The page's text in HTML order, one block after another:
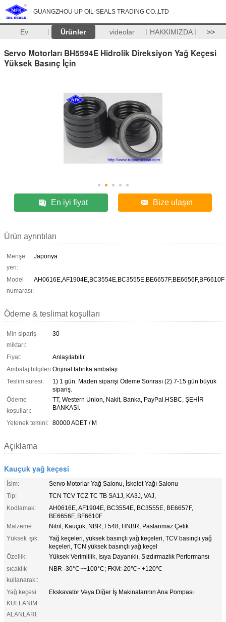
GUANGZHOU UP OIL-SEALS TRADING CO.,LTD
Ev Ürünler videolar HAKKIMIZDA >>
Servo Motorları BH5594E Hidrolik Direksiyon Yağ Keçesi
Yüksek Basınç İçin
En iyi fiyat Bize ulaşın
Ürün ayrıntıları
Menşe
yeri:
Japonya
Model
numarası:
AH0616E,AF1904E,BC3554E,BC3555E,BE6657F,BE6656F,BF6610F
Ödeme & teslimat koşulları
Min sipariş
miktarı:
30
Fiyat:
Anlaşılabilir
Ambalaj bilgileri:Orijinal fabrika ambalajı
Teslim süresi:
1) 1 gün. Maden siparişi Ödeme Sonrası (2) 7-15 gün büyük
sipariş.
Ödeme
koşulları:
TT, Western Union, Nakit, Banka, PayPal.HSBC, ŞEHİR
BANKASI.
Yetenek temini: 80000 ADET / M
Açıklama
Kauçuk yağ keçesi
İsim:
Servo Motorlar Yağ Salonu, İskelet Yağı Salonu
Tip:
TCN TCV TCZ TC TB SA1J, KA3J, VAJ,
Kodlamak:
AH0616E, AF1904E, BC3554E, BC3555E, BE6657F,
BE6656F, BF6610F
Malzeme:
Nitril, Kauçuk, NBR, F548, HNBR, Paslanmaz Çelik
Yüksek ışık:
Yağ keçeleri, yüksek basınçlı yağ keçeleri, TCV basınçlı yağ
keçeleri, TCN yüksek basınçlı yağ keçel
Özellik:
Yüksek Verimlilik, Isıya Dayanıklı, Sızdırmazlık Performansı
sıcaklık
kullanarak::
NBR -30°C~+100°C; FKM:-20℃~ +120℃
Yağ keçesi
KULLANIM
ALANLARI:
Ekskavatör Veya Diğer İş Makinalarının Ana Pompası